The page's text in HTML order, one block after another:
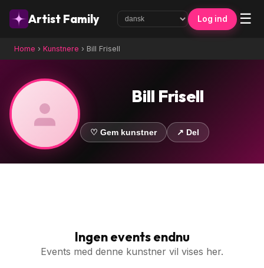
Artist Family Log ind ☰
Home › Kunstnere › Bill Frisell
Bill Frisell
♡ Gem kunstner ↗ Del
Ingen events endnu
Events med denne kunstner vil vises her.